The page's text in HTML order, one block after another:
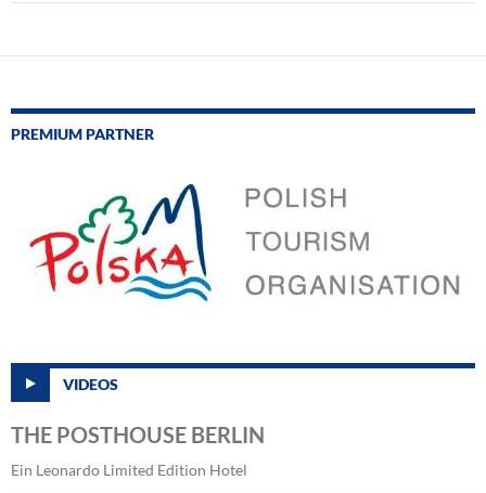
PREMIUM PARTNER
VIDEOS
THE POSTHOUSE BERLIN
Ein Leonardo Limited Edition Hotel